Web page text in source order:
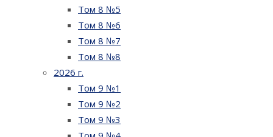
Том 8 №5
Том 8 №6
Том 8 №7
Том 8 №8
2026 г.
Том 9 №1
Том 9 №2
Том 9 №3